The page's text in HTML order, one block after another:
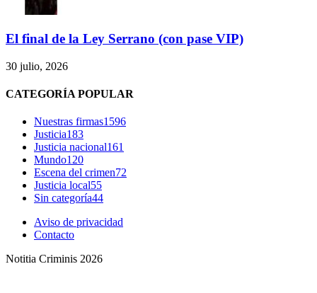
El final de la Ley Serrano (con pase VIP)
30 julio, 2026
CATEGORÍA POPULAR
Nuestras firmas1596
Justicia183
Justicia nacional161
Mundo120
Escena del crimen72
Justicia local55
Sin categoría44
Aviso de privacidad
Contacto
Notitia Criminis 2026